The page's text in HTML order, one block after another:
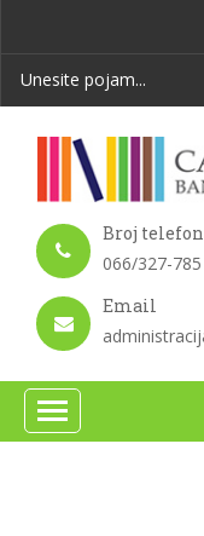
Broj
066/327-785
Email